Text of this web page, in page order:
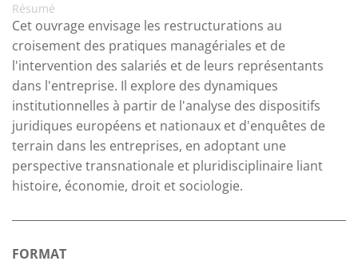
Résumé
Cet ouvrage envisage les restructurations au
croisement des pratiques managériales et de
l'intervention des salariés et de leurs représentants
dans l'entreprise. Il explore des dynamiques
institutionnelles à partir de l'analyse des dispositifs
juridiques européens et nationaux et d'enquêtes de
terrain dans les entreprises, en adoptant une
perspective transnationale et pluridisciplinaire liant
histoire, économie, droit et sociologie.
FORMAT